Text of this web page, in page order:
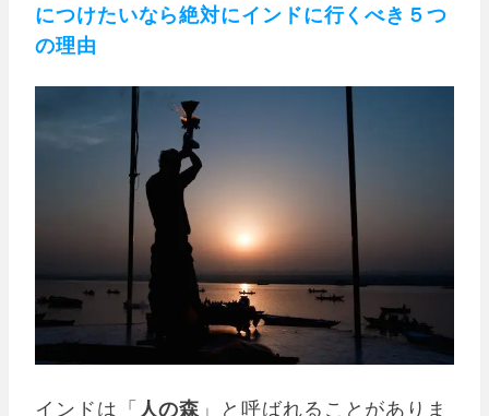
につけたいなら絶対にインドに行くべき５つ
の理由
インドは「人の森 」と呼ばれることがありま